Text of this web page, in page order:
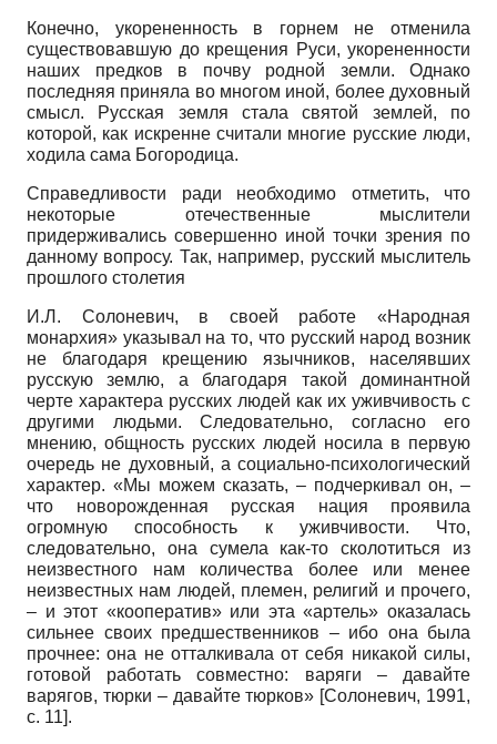
Конечно, укорененность в горнем не отменила
существовавшую до крещения Руси, укорененности
наших предков в почву родной земли. Однако
последняя приняла во многом иной, более духовный
смысл. Русская земля стала святой землей, по
которой, как искренне считали многие русские люди,
ходила сама Богородица.
Справедливости ради необходимо отметить, что
некоторые отечественные мыслители
придерживались совершенно иной точки зрения по
данному вопросу. Так, например, русский мыслитель
прошлого столетия
И.Л. Солоневич, в своей работе «Народная
монархия» указывал на то, что русский народ возник
не благодаря крещению язычников, населявших
русскую землю, а благодаря такой доминантной
черте характера русских людей как их уживчивость с
другими людьми. Следовательно, согласно его
мнению, общность русских людей носила в первую
очередь не духовный, а социально-психологический
характер. «Мы можем сказать, – подчеркивал он, –
что новорожденная русская нация проявила
огромную способность к уживчивости. Что,
следовательно, она сумела как-то сколотиться из
неизвестного нам количества более или менее
неизвестных нам людей, племен, религий и прочего,
– и этот «кооператив» или эта «артель» оказалась
сильнее своих предшественников – ибо она была
прочнее: она не отталкивала от себя никакой силы,
готовой работать совместно: варяги – давайте
варягов, тюрки – давайте тюрков» [Солоневич, 1991,
с. 11].